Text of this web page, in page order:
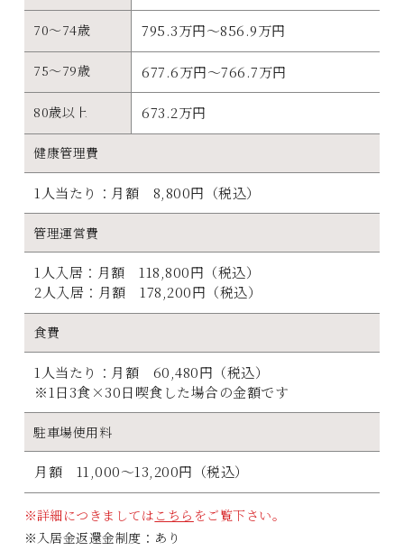
70～74歳 795.3万円～856.9万円
75～79歳 677.6万円～766.7万円
80歳以上 673.2万円
健康管理費
1人当たり：月額 8,800円（税込）
管理運営費
1人入居：月額 118,800円（税込）
2人入居：月額 178,200円（税込）
食費
1人当たり：月額 60,480円（税込）
※1日3食×30日喫食した場合の金額です
駐車場使用料
月額 11,000～13,200円（税込）
詳細につきましては こちら をご覧下さい。
入居金返還金制度：あり